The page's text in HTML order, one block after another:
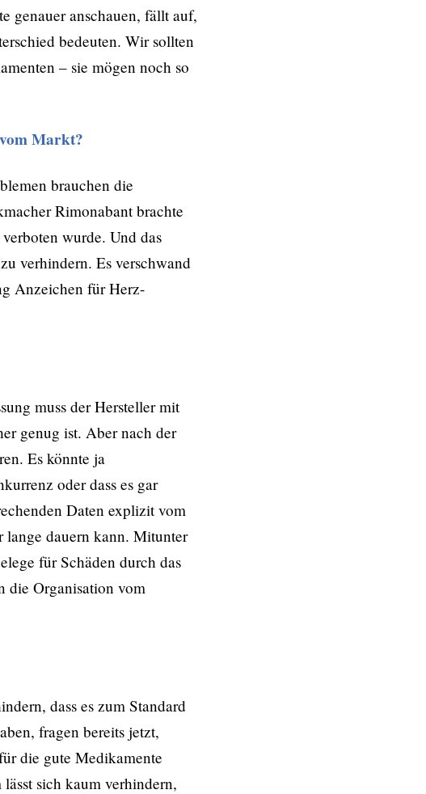
genauer anschauen, fällt auf,
bedeuten. Wir sollten
– sie mögen noch so
Markt?
brauchen die
Rimonabant brachte
wurde. Und das
verhindern. Es ver­schwand
Anzeichen für Herz-
muss der Hersteller mit
genug ist. Aber nach der
Es könnte ja
oder dass es gar
Daten explizit vom
lange dauern kann. Mitunter
für Schäden durch das
die Organisation vom
dass es zum Standard
fragen bereits jetzt,
die gute Medikamente
sich kaum verhindern,